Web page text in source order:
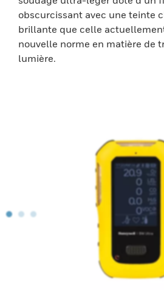
obscurcissant avec une teinte
brillante que celle
nouvelle norme en matière de
lumière.